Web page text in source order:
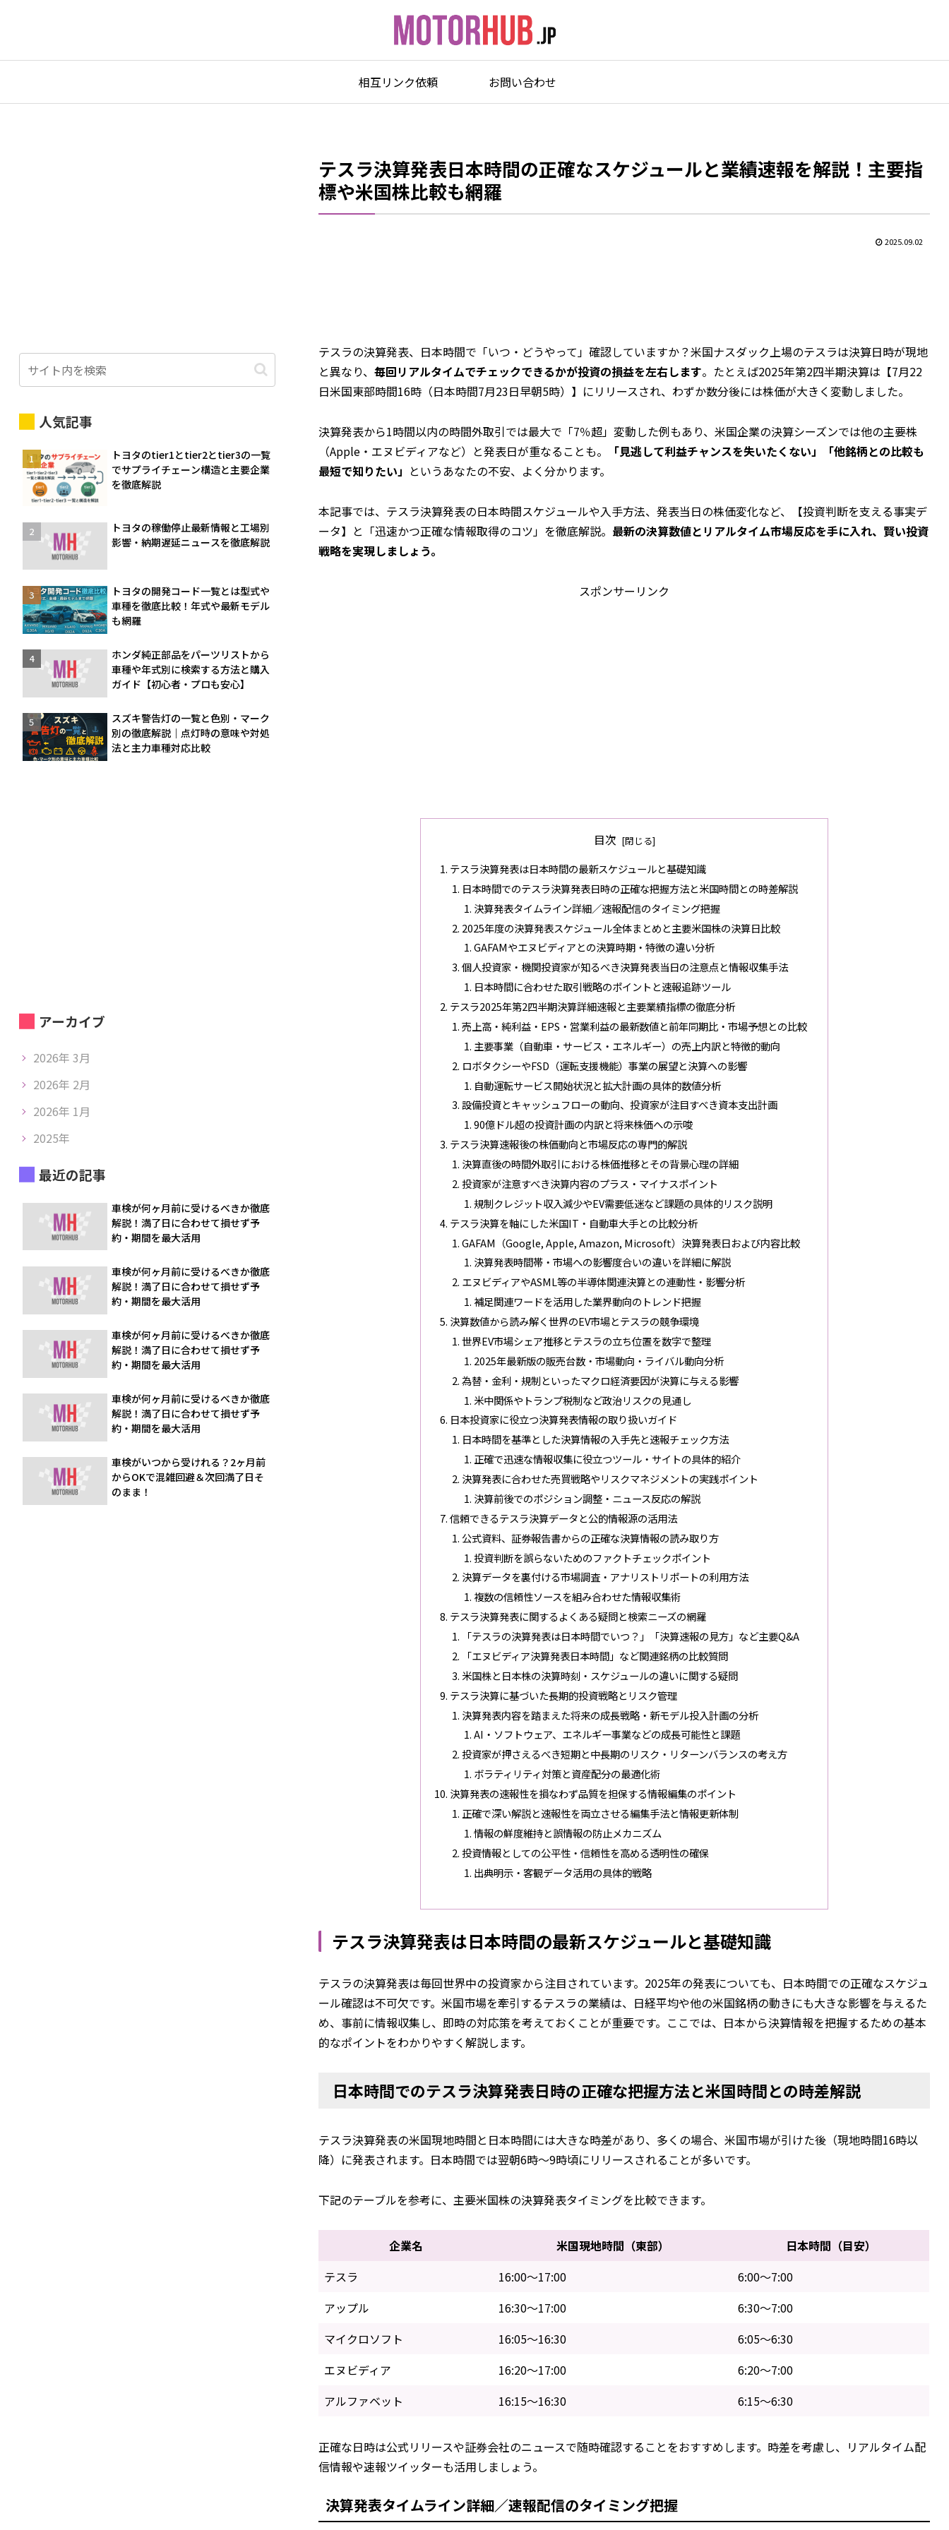
相互リンク依頼 お問い合わせ
テスラ決算発表日本時間の正確なスケジュールと業績速報を解説！主要指
標や米国株比較も網羅
2025.09.02
テスラの決算発表、日本時間で「いつ・どうやって」確認していますか？米国ナスダック上場のテスラは決算日時が現地
と異なり、毎回リアルタイムでチェックできるかが投資の損益を左右します。たとえば2025年第2四半期決算は【7月22
日米国東部時間16時（日本時間7月23日早朝5時）】にリリースされ、わずか数分後には株価が大きく変動しました。
決算発表から1時間以内の時間外取引では最大で「7％超」変動した例もあり、米国企業の決算シーズンでは他の主要株
（Apple・エヌビディアなど）と発表日が重なることも。
「見逃して利益チャンスを失いたくない」「他銘柄との比較も
最短で知りたい」 というあなたの不安、よく分かります。
本記事では、テスラ決算発表の日本時間スケジュールや入手方法、発表当日の株価変化など、【投資判断を支える事実デ
ータ】と「迅速かつ正確な情報取得のコツ」を徹底解説。 最新の決算数値とリアルタイム市場反応を手に入れ、賢い投資
戦略を実現しましょう。
スポンサーリンク
目次
テスラ決算発表は日本時間の最新スケジュールと基礎知識
日本時間でのテスラ決算発表日時の正確な把握方法と米国時間との時差解説
決算発表タイムライン詳細／速報配信のタイミング把握
2025年度の決算発表スケジュール全体まとめと主要米国株の決算日比較
GAFAMやエヌビディアとの決算時期・特徴の違い分析
個人投資家・機関投資家が知るべき決算発表当日の注意点と情報収集手法
日本時間に合わせた取引戦略のポイントと速報追跡ツール
テスラ2025年第2四半期決算詳細速報と主要業績指標の徹底分析
売上高・純利益・EPS・営業利益の最新数値と前年同期比・市場予想との比較
主要事業（自動車・サービス・エネルギー）の売上内訳と特徴的動向
ロボタクシーやFSD（運転支援機能）事業の展望と決算への影響
自動運転サービス開始状況と拡大計画の具体的数値分析
設備投資とキャッシュフローの動向、投資家が注目すべき資本支出計画
90億ドル超の投資計画の内訳と将来株価への示唆
テスラ決算速報後の株価動向と市場反応の専門的解説
決算直後の時間外取引における株価推移とその背景心理の詳細
投資家が注意すべき決算内容のプラス・マイナスポイント
規制クレジット収入減少やEV需要低迷など課題の具体的リスク説明
テスラ決算を軸にした米国IT・自動車大手との比較分析
GAFAM（Google, Apple, Amazon, Microsoft）決算発表日および内容比較
決算発表時間帯・市場への影響度合いの違いを詳細に解説
エヌビディアやASML等の半導体関連決算との連動性・影響分析
補足関連ワードを活用した業界動向のトレンド把握
決算数値から読み解く世界のEV市場とテスラの競争環境
世界EV市場シェア推移とテスラの立ち位置を数字で整理
2025年最新版の販売台数・市場動向・ライバル動向分析
為替・金利・規制といったマクロ経済要因が決算に与える影響
米中関係やトランプ税制など政治リスクの見通し
日本投資家に役立つ決算発表情報の取り扱いガイド
日本時間を基準とした決算情報の入手先と速報チェック方法
正確で迅速な情報収集に役立つツール・サイトの具体的紹介
決算発表に合わせた売買戦略やリスクマネジメントの実践ポイント
決算前後でのポジション調整・ニュース反応の解説
信頼できるテスラ決算データと公的情報源の活用法
公式資料、証券報告書からの正確な決算情報の読み取り方
投資判断を誤らないためのファクトチェックポイント
決算データを裏付ける市場調査・アナリストリポートの利用方法
複数の信頼性ソースを組み合わせた情報収集術
テスラ決算発表に関するよくある疑問と検索ニーズの網羅
「テスラの決算発表は日本時間でいつ？」「決算速報の見方」など主要Q&A
「エヌビディア決算発表日本時間」など関連銘柄の比較質問
米国株と日本株の決算時刻・スケジュールの違いに関する疑問
テスラ決算に基づいた長期的投資戦略とリスク管理
決算発表内容を踏まえた将来の成長戦略・新モデル投入計画の分析
AI・ソフトウェア、エネルギー事業などの成長可能性と課題
投資家が押さえるべき短期と中長期のリスク・リターンバランスの考え方
ボラティリティ対策と資産配分の最適化術
決算発表の速報性を損なわず品質を担保する情報編集のポイント
正確で深い解説と速報性を両立させる編集手法と情報更新体制
情報の鮮度維持と誤情報の防止メカニズム
投資情報としての公平性・信頼性を高める透明性の確保
出典明示・客観データ活用の具体的戦略
テスラ決算発表は日本時間の最新スケジュールと基礎知識
テスラの決算発表は毎回世界中の投資家から注目されています。2025年の発表についても、日本時間での正確なスケジュ
ール確認は不可欠です。米国市場を牽引するテスラの業績は、日経平均や他の米国銘柄の動きにも大きな影響を与えるた
め、事前に情報収集し、即時の対応策を考えておくことが重要です。ここでは、日本から決算情報を把握するための基本
的なポイントをわかりやすく解説します。
日本時間でのテスラ決算発表日時の正確な把握方法と米国時間との時差解説
テスラ決算発表の米国現地時間と日本時間には大きな時差があり、多くの場合、米国市場が引けた後（現地時間16時以
降）に発表されます。日本時間では翌朝6時～9時頃にリリースされることが多いです。
下記のテーブルを参考に、主要米国株の決算発表タイミングを比較できます。
企業名 米国現地時間（東部）
日本時間（目安）
テスラ
16:00～17:00
6:00～7:00
アップル
16:30～17:00
6:30～7:00
マイクロソフト
16:05～16:30
6:05～6:30
エヌビディア
16:20～17:00
6:20～7:00
アルファベット
16:15～16:30 6:15～6:30
正確な日時は公式リリースや証券会社のニュースで随時確認することをおすすめします。時差を考慮し、リアルタイム配
信情報や速報ツイッターも活用しましょう。
決算発表タイムライン詳細／速報配信のタイミング把握
人気記事
トヨタのtier1とtier2とtier3の一覧
でサプライチェーン構造と主要企業
を徹底解説
トヨタの稼働停止最新情報と工場別
影響・納期遅延ニュースを徹底解説
トヨタの開発コード一覧とは型式や
車種を徹底比較！年式や最新モデル
も網羅
ホンダ純正部品をパーツリストから
車種や年式別に検索する方法と購入
ガイド【初心者・プロも安心】
スズキ警告灯の一覧と色別・マーク
別の徹底解説｜点灯時の意味や対処
法と主力車種対応比較
アーカイブ
2026年 3月
2026年 2月
2026年 1月
2025年
最近の記事
車検が何ヶ月前に受けるべきか徹底
解説！満了日に合わせて損せず予
約・期間を最大活用
車検が何ヶ月前に受けるべきか徹底
解説！満了日に合わせて損せず予
約・期間を最大活用
車検が何ヶ月前に受けるべきか徹底
解説！満了日に合わせて損せず予
約・期間を最大活用
車検が何ヶ月前に受けるべきか徹底
解説！満了日に合わせて損せず予
約・期間を最大活用
車検がいつから受けれる？2ヶ月前
からOKで混雑回避＆次回満了日そ
のまま！